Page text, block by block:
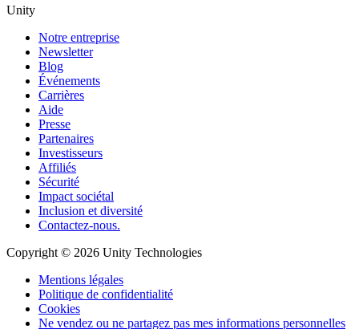
Unity
Notre entreprise
Newsletter
Blog
Événements
Carrières
Aide
Presse
Partenaires
Investisseurs
Affiliés
Sécurité
Impact sociétal
Inclusion et diversité
Contactez-nous.
Copyright © 2026 Unity Technologies
Mentions légales
Politique de confidentialité
Cookies
Ne vendez ou ne partagez pas mes informations personnelles